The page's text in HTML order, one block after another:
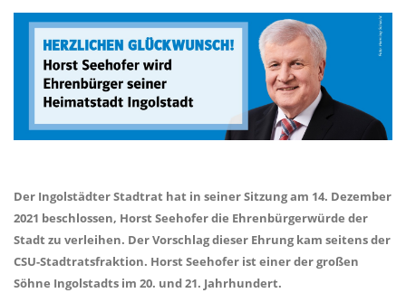
Der Ingolstädter Stadtrat hat in seiner Sitzung am 14. Dezember
2021 beschlossen, Horst Seehofer die Ehrenbürgerwürde der
Stadt zu verleihen. Der Vorschlag dieser Ehrung kam seitens der
CSU-Stadtratsfraktion. Horst Seehofer ist einer der großen
Söhne Ingolstadts im 20. und 21. Jahrhundert.